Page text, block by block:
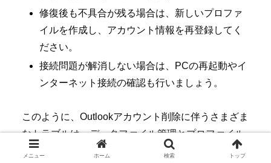
修復後も不具合が残る場合は、新しいプロファ
イルを作成し、アカウント情報を再登録してく
ださい。
接続問題が解消しない場合は、PCの再起動やイ
ンターネット接続の確認も行いましょう。
このように、Outlookアカウント削除に伴うさまざま
なトラブルは、データファイル管理とプロファイル
設定を適切に行うことで迅速に解決できます。
メニュー ホーム 検索 トップ